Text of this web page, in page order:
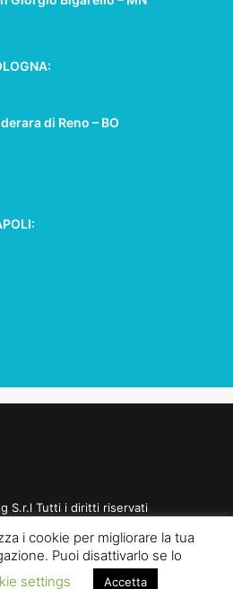
di Reno – BO
S.r.l Tutti i diritti riservati
i cookie per migliorare la tua
Puoi disattivarlo se lo
settings Accetta